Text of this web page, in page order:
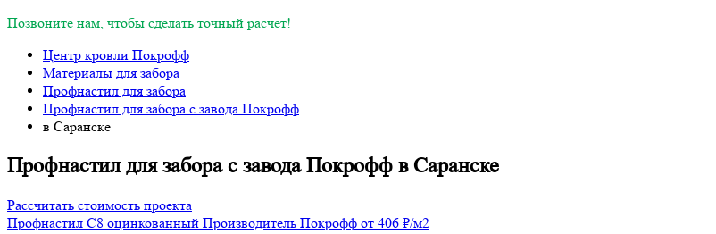
Позвоните нам, чтобы сделать точный расчет!
Центр кровли Покрофф
Материалы для забора
Профнастил для забора
Профнастил для забора с завода Покрофф
в Саранске
Профнастил для забора с завода Покрофф в Саранске
Рассчитать стоимость проекта
Профнастил С8 оцинкованный Производитель Покрофф от 406 ₽/м2